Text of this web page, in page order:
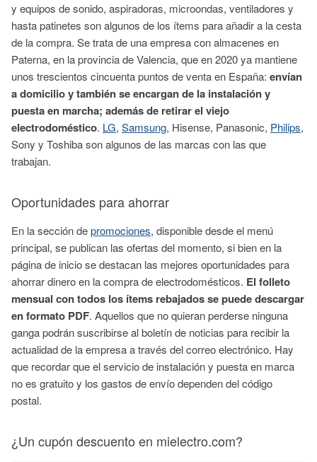
y equipos de sonido, aspiradoras, microondas, ventiladores y
hasta patinetes son algunos de los ítems para añadir a la cesta
de la compra. Se trata de una empresa con almacenes en
Paterna, en la provincia de Valencia, que en 2020 ya mantiene
unos trescientos cincuenta puntos de venta en España: envían
a domicilio y también se encargan de la instalación y
puesta en marcha; además de retirar el viejo
electrodoméstico. LG, Samsung, Hisense, Panasonic, Philips,
Sony y Toshiba son algunos de las marcas con las que
trabajan.
Oportunidades para ahorrar
En la sección depromociones, disponible desde el menú
principal, se publican las ofertas del momento, si bien en la
página de inicio se destacan las mejores oportunidades para
ahorrar dinero en la compra de electrodomésticos. El folleto
mensual con todos los ítems rebajados se puede descargar
en formato PDF. Aquellos que no quieran perderse ninguna
ganga podrán suscribirse al boletín de noticias para recibir la
actualidad de la empresa a través del correo electrónico. Hay
que recordar que el servicio de instalación y puesta en marca
no es gratuito y los gastos de envío dependen del código
postal.
¿Un cupón descuento en mielectro.com?